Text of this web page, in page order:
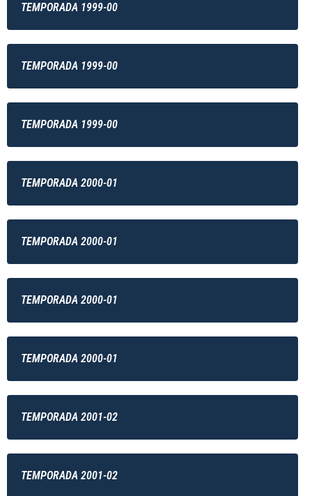
TEMPORADA 1999-00
TEMPORADA 1999-00
TEMPORADA 1999-00
TEMPORADA 2000-01
TEMPORADA 2000-01
TEMPORADA 2000-01
TEMPORADA 2000-01
TEMPORADA 2001-02
TEMPORADA 2001-02